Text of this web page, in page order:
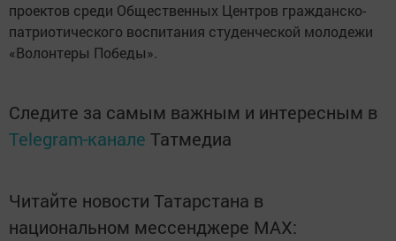
проектов среди Общественных Центров гражданско-
патриотического воспитания студенческой молодежи
«Волонтеры Победы».
Следите за самым важным и интересным в
Telegram-канале Татмедиа
Читайте новости Татарстана в
национальном мессенджере MАХ: